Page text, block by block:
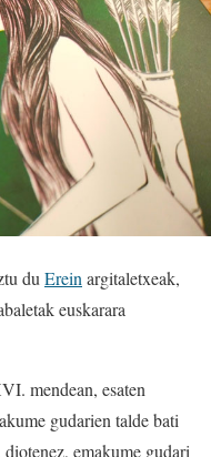
duEreinargitaletxeak,
euskarara
mendean, esaten
gudarien talde bati
emakume gudari